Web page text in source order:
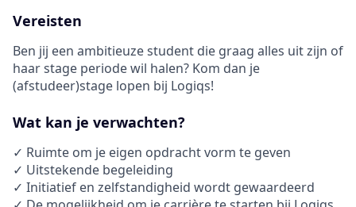
Vereisten
Ben jij een ambitieuze student die graag alles uit zijn of
haar stage periode wil halen? Kom dan je
(afstudeer)stage lopen bij Logiqs!
Wat kan je verwachten?
✓ Ruimte om je eigen opdracht vorm te geven
✓ Uitstekende begeleiding
✓ Initiatief en zelfstandigheid wordt gewaardeerd